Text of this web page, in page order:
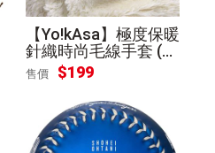
【Yo!kAsa】極度保暖
針織時尚毛線手套 (卡
其色)
售價 $199